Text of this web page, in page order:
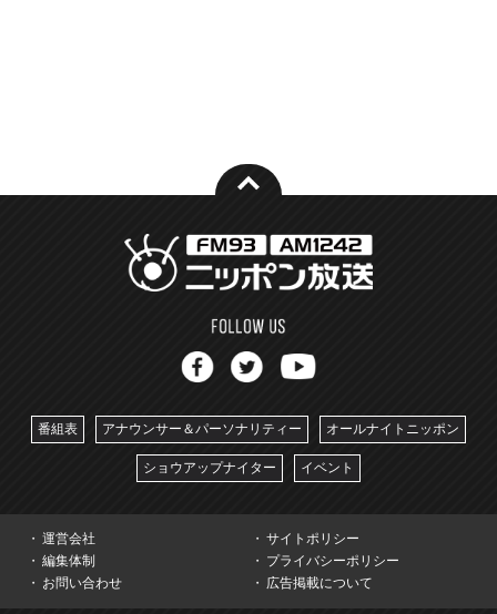
番組表 アナウンサー＆パーソナリティー オールナイトニッポン
ショウアップナイター イベント
運営会社
サイトポリシー
編集体制
プライバシーポリシー
お問い合わせ
広告掲載について